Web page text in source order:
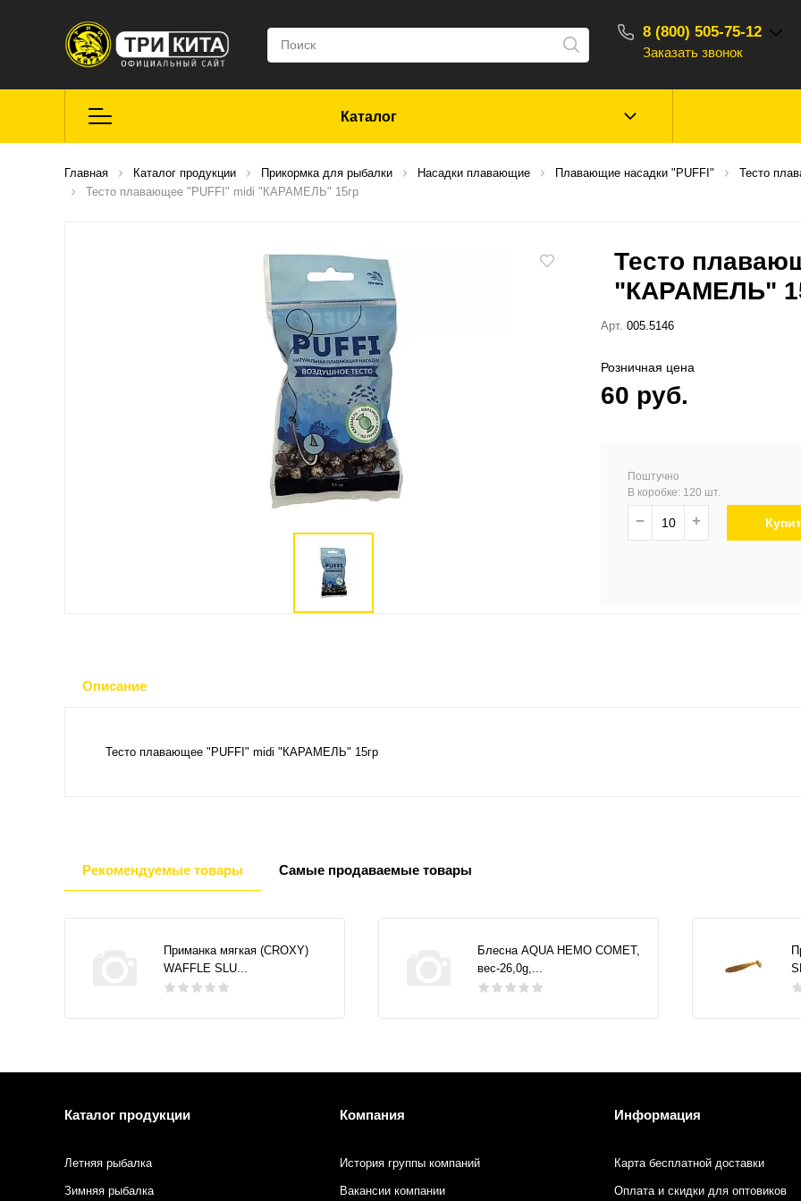
8 (800) 505-75-12
Заказать звонок
Каталог
Мягкие приманки
Главная Каталог продукции Прикормка для рыбалки Насадки плавающие Плавающие насадки "PUFFI"
Тесто
Тесто плавающее "PUFFI" midi "КАРАМЕЛЬ" 15гр
Тесто
"КАРАМЕЛЬ"
Арт. 005.5146
Розничная цена
60 руб.
Поштучно
В коробке: 120 шт.
− +
Описание
Тесто плавающее "PUFFI" midi "КАРАМЕЛЬ" 15гр
Рекомендуемые товары Самые продаваемые товары
Приманка мягкая (CROXY)
WAFFLE SLU...
Блесна AQUA НЕМО COMET,
вес-26,0g,...
Каталог продукции
Летняя рыбалка
Зимняя рыбалка
Компания
История группы компаний
Вакансии компании
Информация
Карта бесплатной доставки
Оплата и скидки для оптовиков